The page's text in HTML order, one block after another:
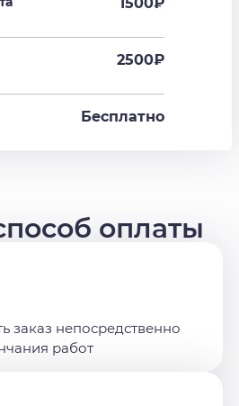
2500₽
Бесплатно
оплаты
заказ непосредственно
работ